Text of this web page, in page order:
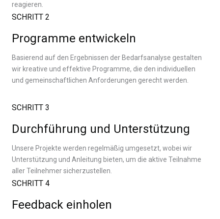
reagieren.
SCHRITT 2
Programme entwickeln
Basierend auf den Ergebnissen der Bedarfsanalyse gestalten
wir kreative und effektive Programme, die den individuellen
und gemeinschaftlichen Anforderungen gerecht werden.
SCHRITT 3
Durchführung und Unterstützung
Unsere Projekte werden regelmäßig umgesetzt, wobei wir
Unterstützung und Anleitung bieten, um die aktive Teilnahme
aller Teilnehmer sicherzustellen.
SCHRITT 4
Feedback einholen